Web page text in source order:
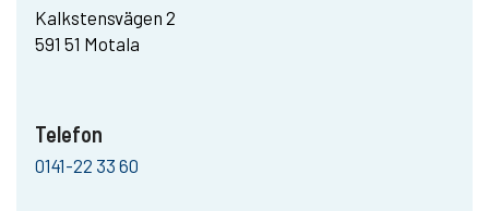
Kalkstensvägen 2
591 51 Motala
Telefon
0141-22 33 60